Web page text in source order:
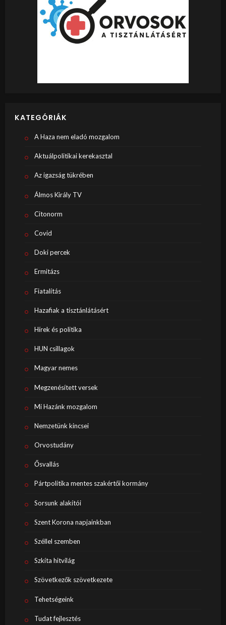
KATEGÓRIÁK
A Haza nem eladó mozgalom
Aktuálpolitikai kerekasztal
Az igazság tükrében
Álmos Király TV
Citonorm
Covid
Doki percek
Ermitázs
Fiatalítás
Hazafiak a tisztánlátásért
Hírek és politika
HUN csillagok
Magyar nemes
Megzenésített versek
Mi Hazánk mozgalom
Nemzetünk kincsei
Orvostudány
Ősvallás
Pártpolitika mentes szakértői kormány
Sorsunk alakítói
Szent Korona napjainkban
Széllel szemben
Szkíta hitvilág
Szövetkezők szövetkezete
Tehetségeink
Tudat fejlesztés